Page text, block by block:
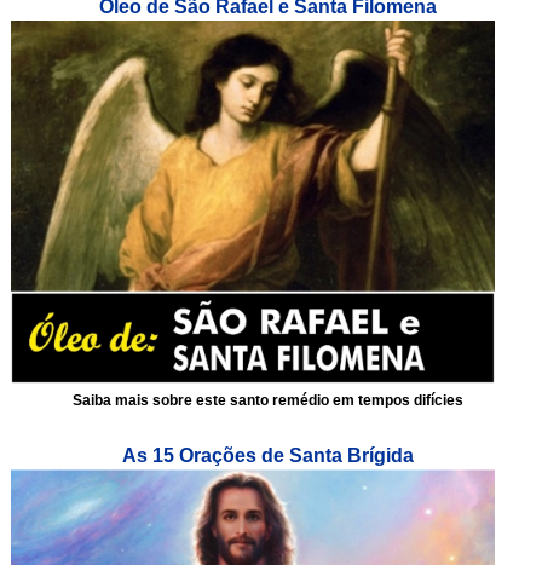
Óleo de São Rafael e Santa Filomena
Saiba mais sobre este santo remédio em tempos difícies
As 15 Orações de Santa Brígida